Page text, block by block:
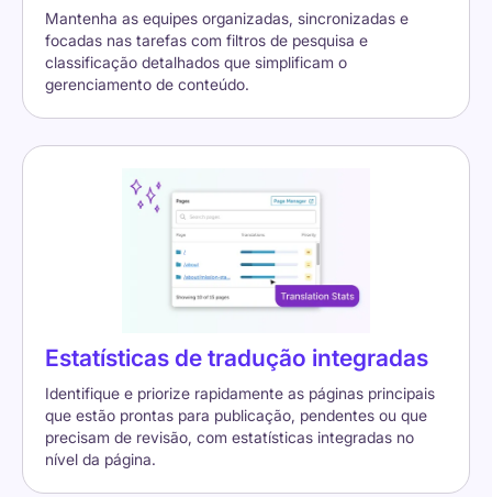
Mantenha as equipes organizadas, sincronizadas e
focadas nas tarefas com filtros de pesquisa e
classificação detalhados que simplificam o
gerenciamento de conteúdo.
Estatísticas de tradução integradas
Identifique e priorize rapidamente as páginas principais
que estão prontas para publicação, pendentes ou que
precisam de revisão, com estatísticas integradas no
nível da página.